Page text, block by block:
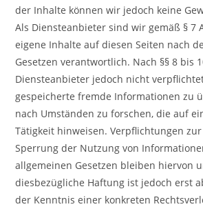
der Inhalte können wir jedoch keine
Als Diensteanbieter sind wir gemäß § 7
eigene Inhalte auf diesen Seiten nach
Gesetzen verantwortlich. Nach §§ 8 bis
Diensteanbieter jedoch nicht
gespeicherte fremde Informationen zu
nach Umständen zu forschen, die auf
Tätigkeit hinweisen. Verpflichtungen
Sperrung der Nutzung von
allgemeinen Gesetzen bleiben hiervon
diesbezügliche Haftung ist jedoch erst
der Kenntnis einer konkreten